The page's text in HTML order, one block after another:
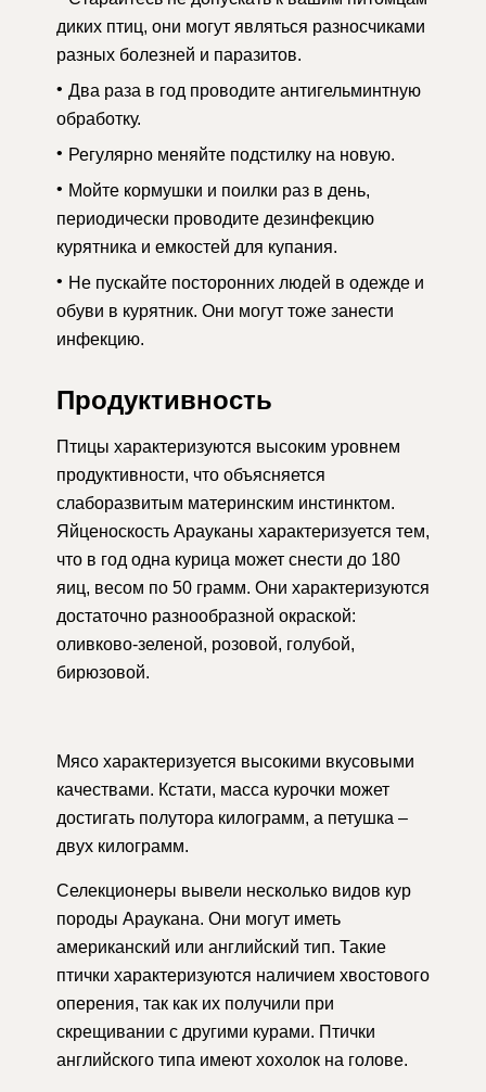
диких птиц, они могут являться разносчиками
разных болезней и паразитов.
Два раза в год проводите антигельминтную
обработку.
Регулярно меняйте подстилку на новую.
Мойте кормушки и поилки раз в день,
периодически проводите дезинфекцию
курятника и емкостей для купания.
Не пускайте посторонних людей в одежде и
обуви в курятник. Они могут тоже занести
инфекцию.
Продуктивность
Птицы характеризуются высоким уровнем
продуктивности, что объясняется
слаборазвитым материнским инстинктом.
Яйценоскость Арауканы характеризуется тем,
что в год одна курица может снести до 180
яиц, весом по 50 грамм. Они характеризуются
достаточно разнообразной окраской:
оливково-зеленой, розовой, голубой,
бирюзовой.
Мясо характеризуется высокими вкусовыми
качествами. Кстати, масса курочки может
достигать полутора килограмм, а петушка –
двух килограмм.
Селекционеры вывели несколько видов кур
породы Араукана. Они могут иметь
американский или английский тип. Такие
птички характеризуются наличием хвостового
оперения, так как их получили при
скрещивании с другими курами. Птички
английского типа имеют хохолок на голове.